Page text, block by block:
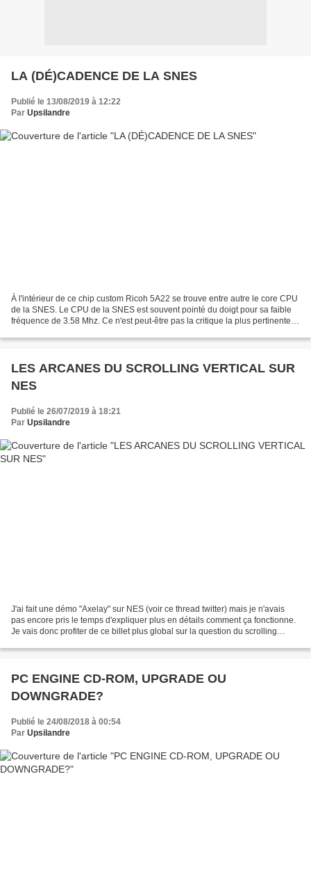
LA (DÉ)CADENCE DE LA SNES
Publié le 13/08/2019 à 12:22
Par Upsilandre
À l'intérieur de ce chip custom Ricoh 5A22 se trouve entre autre le core CPU
de la SNES. Le CPU de la SNES est souvent pointé du doigt pour sa faible
fréquence de 3.58 Mhz. Ce n'est peut-être pas la critique la plus pertinente
LES ARCANES DU SCROLLING VERTICAL SUR
NES
Publié le 26/07/2019 à 18:21
Par Upsilandre
J'ai fait une démo "Axelay" sur NES (voir ce thread twitter) mais je n'avais
pas encore pris le temps d'expliquer plus en détails comment ça fonctionne.
Je vais donc profiter de ce billet plus global sur la question du scrolling
PC ENGINE CD-ROM, UPGRADE OU
DOWNGRADE?
Publié le 24/08/2018 à 00:54
Par Upsilandre